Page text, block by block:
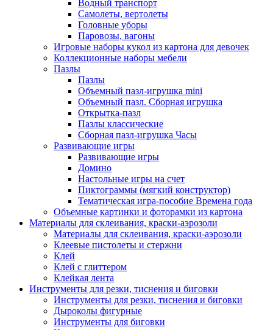
Водный транспорт
Самолеты, вертолеты
Головные уборы
Паровозы, вагоны
Игровые наборы кукол из картона для девочек
Коллекционные наборы мебели
Пазлы
Пазлы
Объемный пазл-игрушка mini
Объемный пазл. Сборная игрушка
Открытка-пазл
Пазлы классические
Сборная пазл-игрушка Часы
Развивающие игры
Развивающие игры
Домино
Настольные игры на счет
Пиктограммы (мягкий конструктор)
Тематическая игра-пособие Времена года
Объемные картинки и фоторамки из картона
Материалы для склеивания, краски-аэрозоли
Материалы для склеивания, краски-аэрозоли
Клеевые пистолеты и стержни
Клей
Клей с глиттером
Клейкая лента
Инструменты для резки, тиснения и биговки
Инструменты для резки, тиснения и биговки
Дыроколы фигурные
Инструменты для биговки